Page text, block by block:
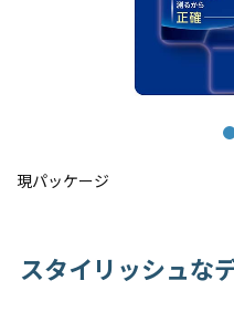
現パッケージ
スタイリッシュな